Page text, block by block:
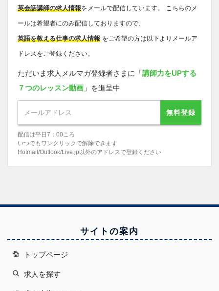
英会話講師の求人情報をメールで配信しています。 こちらのメ
ールは希望者にのみ配信しておりますので、
英語を教える仕事の求人情報 をご希望の方は以下よりメールア
ドレスをご登録ください。
ただいま求人メルマガ登録者さまに「講師力をUPする
７つのレッスン動画 」を進呈中
無料登録
配信は平日7：00ころ
いつでもワンクリックで解除できます
Hotmail/Outlook/Live.jp以外のアドレスで登録ください
サイトの案内
トップページ
求人を探す